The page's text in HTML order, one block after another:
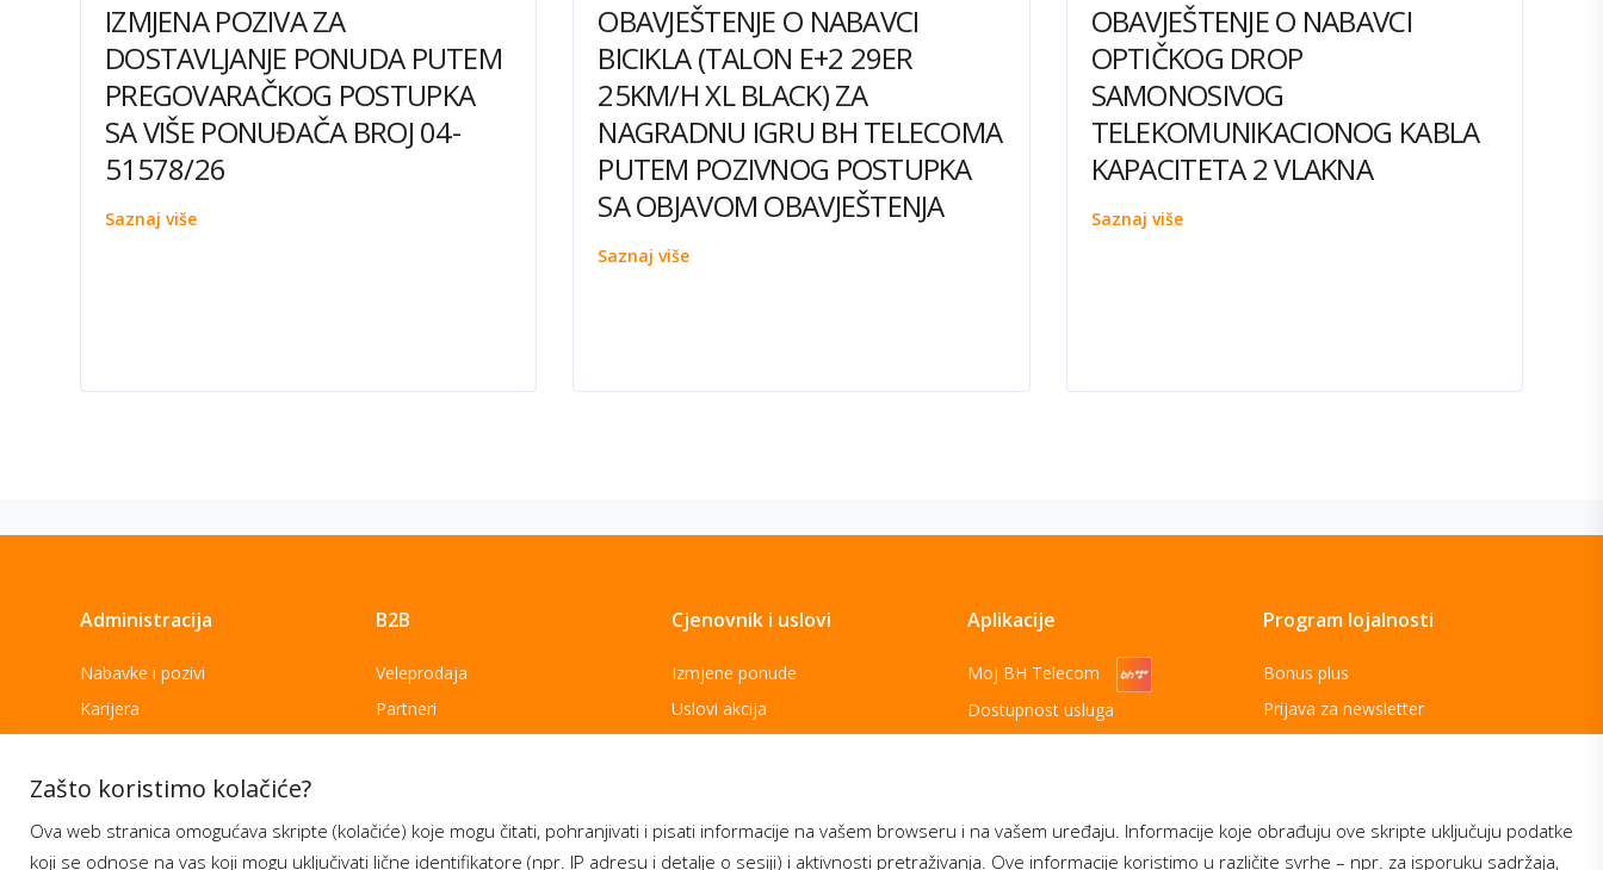
IZMJENA POZIVA ZA
DOSTAVLJANJE PONUDA PUTEM
PREGOVARAČKOG POSTUPKA
SA VIŠE PONUĐAČA BROJ 04-
51578/26
Saznaj više
OBAVJEŠTENJE O NABAVCI
BICIKLA (TALON E+2 29ER
25KM/H XL BLACK) ZA
NAGRADNU IGRU BH TELECOMA
PUTEM POZIVNOG POSTUPKA
SA OBJAVOM OBAVJEŠTENJA
Saznaj više
OBAVJEŠTENJE O NABAVCI
OPTIČKOG DROP
SAMONOSIVOG
TELEKOMUNIKACIONOG KABLA
KAPACITETA 2 VLAKNA
Saznaj više
Administracija
Nabavke i pozivi
Karijera
Arhiva vijesti
B2B
Veleprodaja
Partneri
filmske priče
Cjenovnik i uslovi
Izmjene ponude
Uslovi akcija
Aplikacije
Moj BH Telecom
Dostupnost usluga
Program lojalnosti
Bonus plus
Prijava za newsletter
Zašto koristimo kolačiće?
Ova web stranica omogućava skripte (kolačiće) koje mogu čitati, pohranjivati i pisati informacije na vašem browseru i na vašem uređaju. Informacije koje obrađuju ove skripte uključuju podatke
koji se odnose na vas koji mogu uključivati lične identifikatore (npr. IP adresu i detalje o sesiji) i aktivnosti pretraživanja. Ove informacije koristimo u različite svrhe – npr. za isporuku sadržaja,